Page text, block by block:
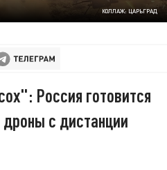
КОЛЛАЖ: ЦАРЬГРАД
Россия готовится
с дистанции